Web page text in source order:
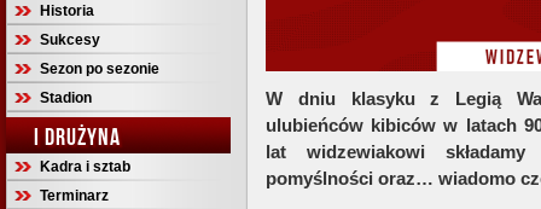
Historia
Sukcesy
Sezon po sezonie
Stadion
I DRUŻYNA
Kadra i sztab
Terminarz
W dniu klasyku z Legią
ulubieńców kibiców w latach
lat widzewiakowi
pomyślności oraz… wiadomo